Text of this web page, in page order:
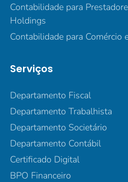
Contabilidade para
Holdings
Contabilidade para Comércio
Serviços
Departamento Fiscal
Departamento Trabalhista
Departamento Societário
Departamento Contábil
Certificado Digital
BPO Financeiro